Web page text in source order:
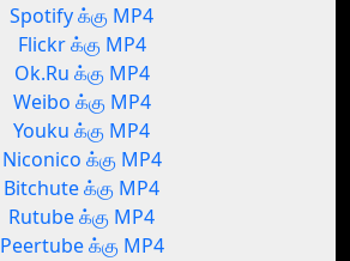
Spotify க்கு MP4
Flickr க்கு MP4
Ok.Ru க்கு MP4
Weibo க்கு MP4
Youku க்கு MP4
Niconico க்கு MP4
Bitchute க்கு MP4
Rutube க்கு MP4
Peertube க்கு MP4